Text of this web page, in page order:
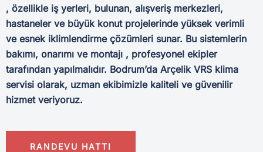
, özellikle iş yerleri, bulunan, alışveriş merkezleri,
hastaneler ve büyük konut projelerinde yüksek verimli
ve esnek iklimlendirme çözümleri sunar. Bu sistemlerin
bakımı, onarımı ve montajı , profesyonel ekipler
tarafından yapılmalıdır. Bodrum’da Arçelik VRS klima
servisi olarak, uzman ekibimizle kaliteli ve güvenilir
hizmet veriyoruz.
RANDEVU HATTI